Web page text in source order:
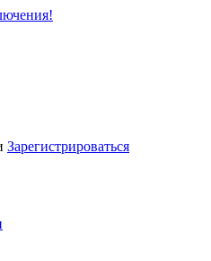
Зарегистрироваться